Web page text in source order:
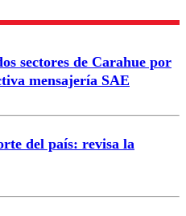
sectores de Carahue por
mensajería SAE
del país: revisa la